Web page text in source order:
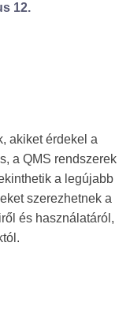
12.
akiket érdekel a
a QMS rendszerek
a legújabb
szerezhetnek a
és használatáról,